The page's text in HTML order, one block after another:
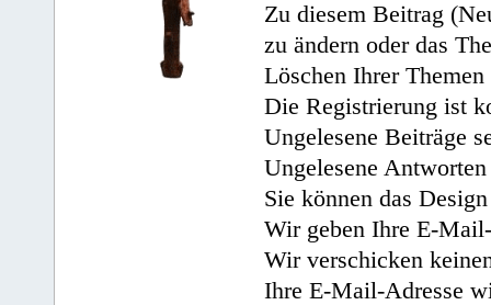
Zu diesem Beitrag
zu ändern oder das
Löschen Ihrer
Die Registrierung ist
Ungelesene Beiträge
Ungelesene
Sie können das
Wir geben Ihre E-
Wir verschicken
Ihre E-Mail-Adresse